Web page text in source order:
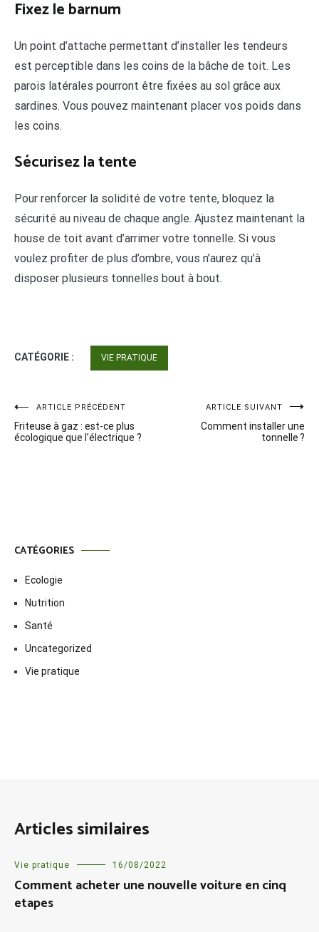
Fixez le barnum
Un point d’attache permettant d’installer les tendeurs
est perceptible dans les coins de la bâche de toit. Les
parois latérales pourront être fixées au sol grâce aux
sardines. Vous pouvez maintenant placer vos poids dans
les coins.
Sécurisez la tente
Pour renforcer la solidité de votre tente, bloquez la
sécurité au niveau de chaque angle. Ajustez maintenant la
house de toit avant d’arrimer votre tonnelle. Si vous
voulez profiter de plus d’ombre, vous n’aurez qu’à
disposer plusieurs tonnelles bout à bout.
CATÉGORIE : VIE PRATIQUE
Navigation
de
ARTICLE PRÉCÉDENT
Friteuse à gaz : est-ce plus
écologique que l’électrique ?
ARTICLE SUIVANT
Comment installer une
tonnelle ?
CATÉGORIES
Ecologie
Nutrition
Santé
Uncategorized
Vie pratique
Articles similaires
Vie pratique 16/08/2022
Comment acheter une nouvelle voiture en cinq
etapes